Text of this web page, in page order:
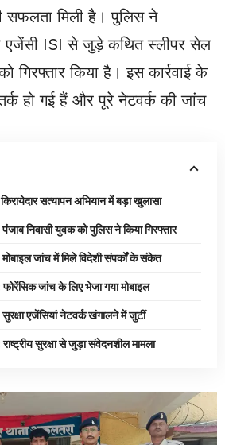
सफलता मिली है। पुलिस ने
एजेंसी ISI से जुड़े कथित स्लीपर सेल
गिरफ्तार किया है। इस कार्रवाई के
हो गई हैं और पूरे नेटवर्क की जांच
सत्यापन अभियान में बड़ा खुलासा
निवासी युवक को पुलिस ने किया गिरफ्तार
जांच में मिले विदेशी संपर्कों के संकेत
जांच के लिए भेजा गया मोबाइल
एजेंसियां नेटवर्क खंगालने में जुटीं
सुरक्षा से जुड़ा संवेदनशील मामला